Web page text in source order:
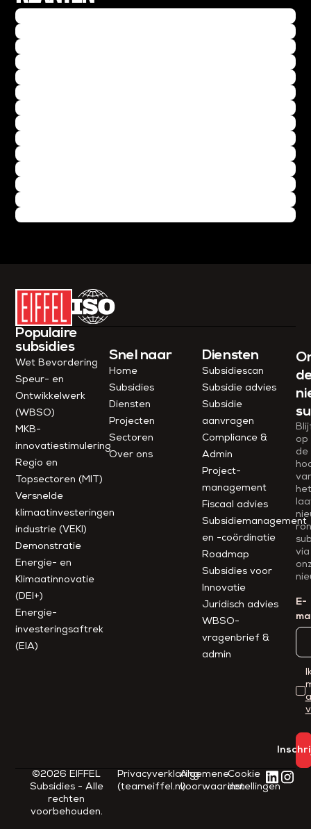
Populaire
subsidies
Wet Bevordering
Speur- en
Ontwikkelwerk
(WBSO)
MKB-
innovatiestimulering
Regio en
Topsectoren (MIT)
Versnelde
klimaatinvesteringen
industrie (VEKI)
Demonstratie
Energie- en
Klimaatinnovatie
(DEI+)
Energie-
investeringsaftrek
(EIA)
Snel naar
Home
Subsidies
Diensten
Projecten
Sectoren
Over ons
Diensten
Subsidiescan
Subsidie advies
Subsidie
aanvragen
Compliance &
Admin
Project­
management
Fiscaal advies
Subsidiemanagement
en -coördinatie
Roadmap
Subsidies voor
Innovatie
Juridisch advies
WBSO-
vragenbrief &
admin
op
de
het
via
E-
©2026 EIFFEL
Subsidies - Alle
rechten
voorbehouden.
Privacyverklaring
(teameiffel.nl)
Algemene
voorwaarden
Cookie
instellingen